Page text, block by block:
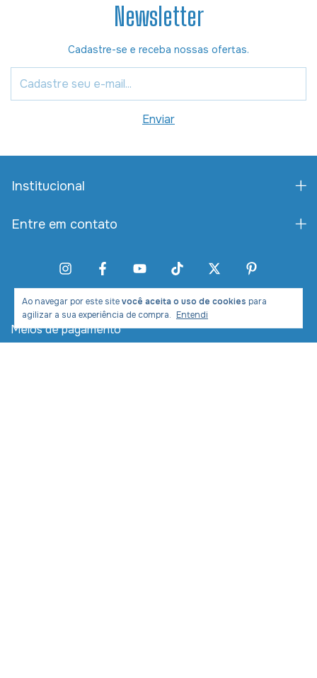
Ao navegar por este sitevocê aceita o uso de cookies para
agilizar a sua experiência de compra. Entendi
Newsletter
Cadastre-se e receba nossas ofertas.
Institucional
Entre em contato
Meios de pagamento